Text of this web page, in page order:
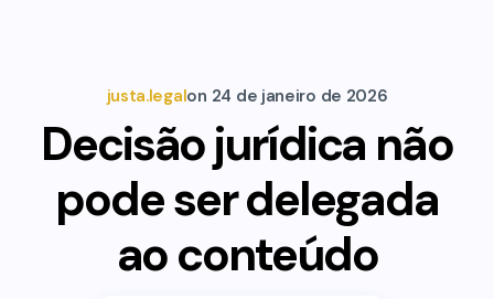
justa.legalon 24 de janeiro de 2026
Decisão jurídica não
pode ser delegada
ao conteúdo